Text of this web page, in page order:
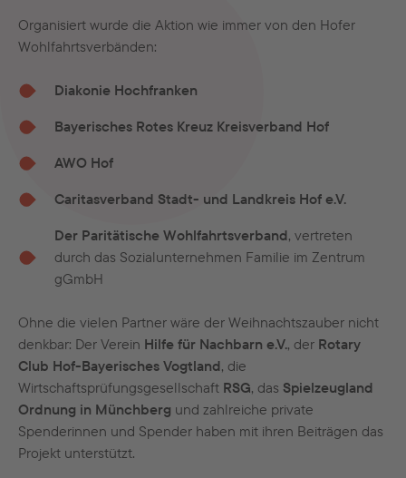
Organisiert wurde die Aktion wie immer von den Hofer
Wohlfahrtsverbänden:
Diakonie Hochfranken
Bayerisches Rotes Kreuz Kreisverband Hof
AWO Hof
Caritasverband Stadt- und Landkreis Hof e.V.
Der Paritätische Wohlfahrtsverband, vertreten
durch das Sozialunternehmen Familie im Zentrum
gGmbH
Ohne die vielen Partner wäre der Weihnachtszauber nicht
denkbar: Der Verein Hilfe für Nachbarn e.V., der Rotary
Club Hof-Bayerisches Vogtland, die
Wirtschaftsprüfungsgesellschaft RSG, das Spielzeugland
Ordnung in Münchberg und zahlreiche private
Spenderinnen und Spender haben mit ihren Beiträgen das
Projekt unterstützt.